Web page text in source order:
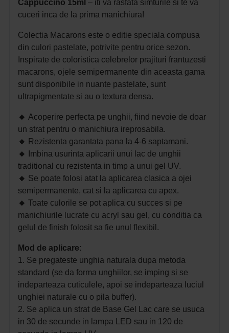
Cappuccino 15ml – iti va rasfata simturile si te va
cuceri inca de la prima manichiura!
Colectia Macarons este o editie speciala compusa
din culori pastelate, potrivite pentru orice sezon.
Inspirate de coloristica celebrelor prajituri frantuzesti
macarons, ojele semipermanente din aceasta gama
sunt disponibile in nuante pastelate, sunt
ultrapigmentate si au o textura densa.
🔸 Acoperire perfecta pe unghii, fiind nevoie de doar
un strat pentru o manichiura ireprosabila.
🔸 Rezistenta garantata pana la 4-6 saptamani.
🔸
Imbina usurinta aplicarii unui lac de unghii
traditional cu rezistenta in timp a unui gel UV.
🔸 Se poate folosi atat la aplicarea clasica a ojei
semipermanente, cat si la aplicarea cu apex.
🔸 Toate culorile se pot aplica cu succes si pe
manichiurile lucrate cu acryl sau gel, cu conditia ca
gelul de finish folosit sa fie unul flexibil.
Mod de aplicare:
1. Se pregateste unghia naturala dupa metoda
standard (se da forma unghiilor, se imping si se
indeparteaza cuticulele, apoi se indeparteaza luciul
unghiei naturale cu o pila buffer).
2. Se aplica un strat de Base Gel Lac care se usuca
in 30 de secunde in lampa LED sau in 120 de